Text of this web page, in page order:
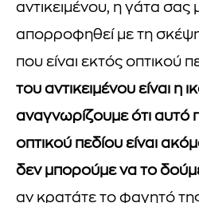
αντικειμένου, η γάτα σας
απορροφηθεί με τη σκέψη
που είναι εκτός οπτικού
του αντικειμένου είναι η
αναγνωρίζουμε ότι αυτό
οπτικού πεδίου είναι
δεν μπορούμε να το
αν κρατάτε το φαγητό